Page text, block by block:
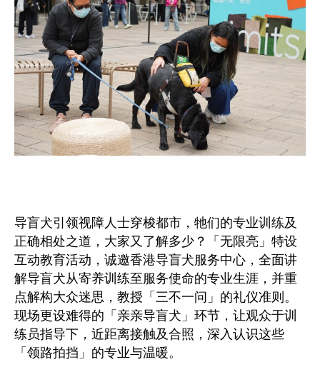
导盲犬引领视障人士穿梭都市，牠们的专业训练及
正确相处之道，大家又了解多少？「无限亮」特设
互动教育活动，诚邀香港导盲犬服务中心，全面讲
解导盲犬从寄养训练至服务使命的专业生涯，并重
点解构大众迷思，教授「三不一问」的礼仪准则。
现场更设难得的「亲亲导盲犬」环节，让观众于训
练员指导下，近距离接触及合照，深入认识这些
「领路拍挡」的专业与温暖。